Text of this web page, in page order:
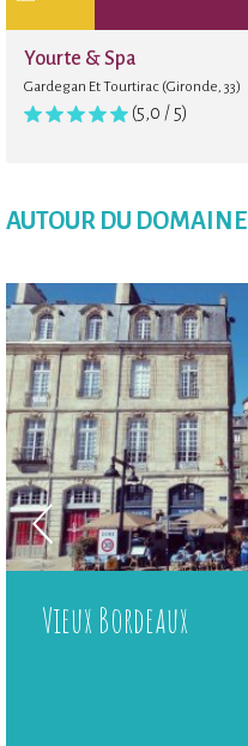
Yourte & Spa
Gardegan Et Tourtirac (Gironde, 33)
(5,0 / 5)
AUTOUR DU DOMAINE
Vieux Bordeaux